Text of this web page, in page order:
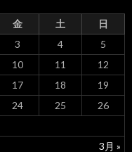
金 土 日
3月 »
3 4
5
10 11
12
17 18
19
24 25
26